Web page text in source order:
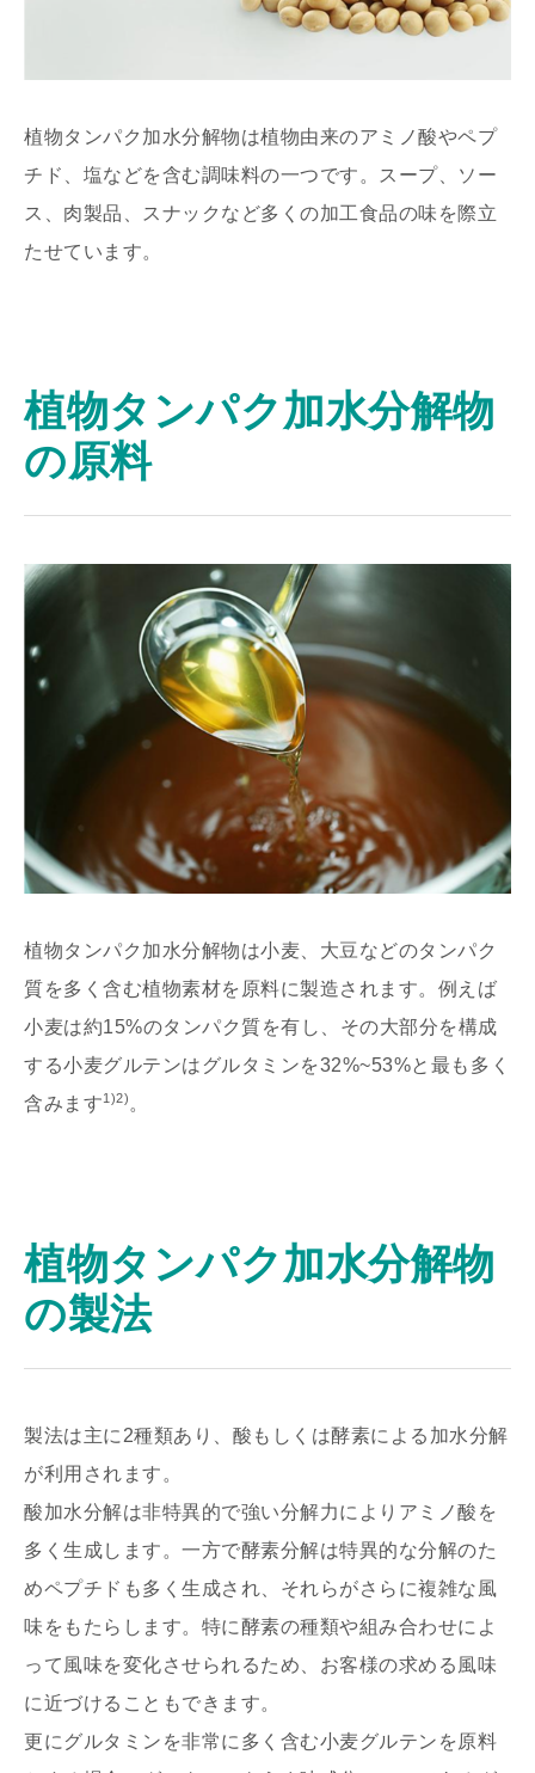
植物タンパク加水分解物は植物由来のアミノ酸やペプ
チド、塩などを含む調味料の一つです。スープ、ソー
ス、肉製品、スナックなど多くの加工食品の味を際立
たせています。
植物タンパク加水分解物
の原料
植物タンパク加水分解物は小麦、大豆などのタンパク
質を多く含む植物素材を原料に製造されます。例えば
小麦は約15%のタンパク質を有し、その大部分を構成
する小麦グルテンはグルタミンを32%~53%と最も多く
含みます1)2)。
植物タンパク加水分解物
の製法
製法は主に2種類あり、酸もしくは酵素による加水分解
が利用されます。
酸加水分解は非特異的で強い分解力によりアミノ酸を
多く生成します。一方で酵素分解は特異的な分解のた
めペプチドも多く生成され、それらがさらに複雑な風
味をもたらします。特に酵素の種類や組み合わせによ
って風味を変化させられるため、お客様の求める風味
に近づけることもできます。
更にグルタミンを非常に多く含む小麦グルテンを原料